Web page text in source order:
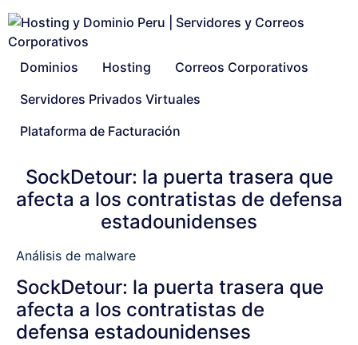
Dominios Hosting
Correos Corporativos
Servidores Privados Virtuales
Plataforma de Facturación
SockDetour: la puerta trasera que
afecta a los contratistas de defensa
estadounidenses
Análisis de malware
SockDetour: la puerta trasera que
afecta a los contratistas de
defensa estadounidenses